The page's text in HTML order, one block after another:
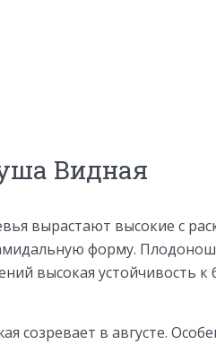
Видная
вырастают высокие с
форму.
высокая устойчивость
созревает в августе.